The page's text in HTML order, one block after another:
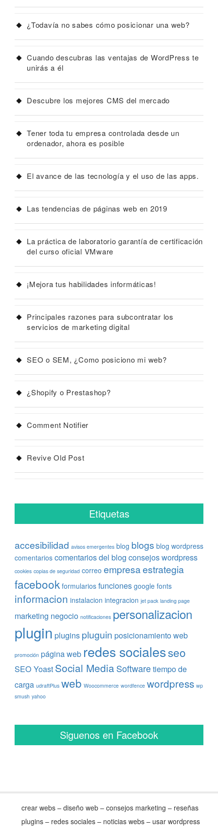
¿Todavía no sabes cómo posicionar una web?
Cuando descubras las ventajas de WordPress te
unirás a él
Descubre los mejores CMS del mercado
Tener toda tu empresa controlada desde un
ordenador, ahora es posible
El avance de las tecnología y el uso de las apps.
Las tendencias de páginas web en 2019
La práctica de laboratorio garantía de certificación
del curso oficial VMware
¡Mejora tus habilidades informáticas!
Principales razones para subcontratar los
servicios de marketing digital
SEO o SEM, ¿Como posiciono mi web?
¿Shopify o Prestashop?
Comment Notifier
Revive Old Post
Etiquetas
accesibilidad avisos emergentes blog blogs blog wordpress
comentarios comentarios del blog consejos wordpress
cookies copias de seguridad correo empresaestrategia
facebook formularios funciones google fonts
informacion instalacion integracion jet pack landing page
marketing negocio notificaciones personalizacion
plugin plugins pluguin posicionamiento web
promoción página web redes socialesseo
SEO Yoast Social Media Softwaretiempo de
carga udraftPlus web Woocommerce wordfence wordpress wp
smush yahoo
Siguenos en Facebook
crear webs – diseño web – consejos marketing – reseñas
plugins – redes sociales – noticias webs – usar wordpress